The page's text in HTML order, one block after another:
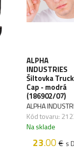
ALPHA
INDUSTRIES
Šiltovka
Cap - modrá
(186902/07)
ALPHA
Kód tovaru:
Na sklade
23.00€ s